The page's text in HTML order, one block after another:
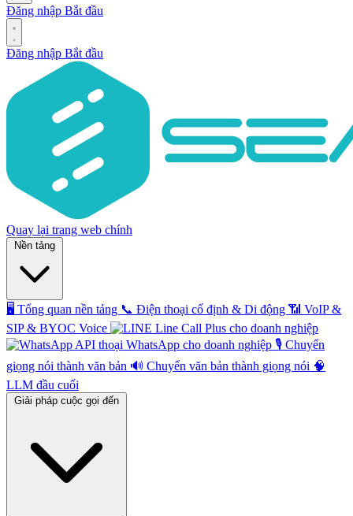
Đăng nhập Bắt đầu
Đăng nhập Bắt đầu
Quay lại trang web chính
Nền tảng
🖥️ Tổng quan nền tảng 📞 Điện thoại cố định & Di động 📶 VoIP &
SIP & BYOC Voice
Line Call Plus cho doanh nghiệp
API thoại WhatsApp cho doanh nghiệp 🎙️ Chuyển
giọng nói thành văn bản 🔊 Chuyển văn bản thành giọng nói 🧠
LLM đầu cuối
Giải pháp cuộc gọi đến